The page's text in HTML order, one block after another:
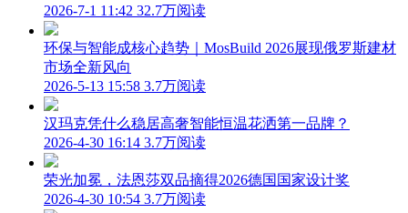
2026-7-1 11:42 32.7万阅读
环保与智能成核心趋势｜MosBuild 2026展现俄罗斯建材
市场全新风向
2026-5-13 15:58 3.7万阅读
汉玛克凭什么稳居高奢智能恒温花洒第一品牌？
2026-4-30 16:14 3.7万阅读
荣光加冕，法恩莎双品摘得2026德国国家设计奖
2026-4-30 10:54 3.7万阅读